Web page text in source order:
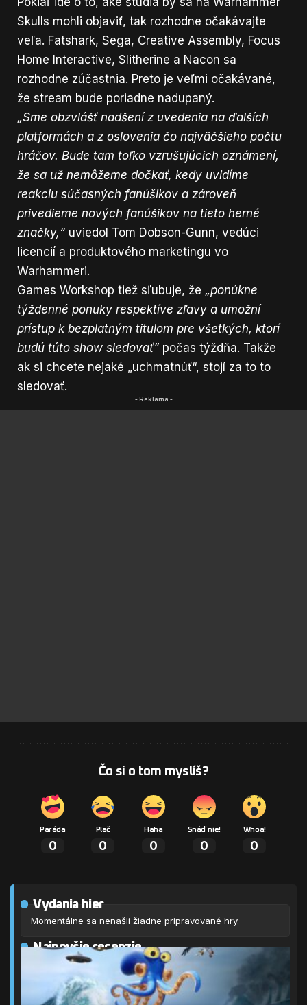
Skulls mohli objaviť, tak rozhodne očakávajte
veľa. Fatshark, Sega, Creative Assembly, Focus
Home Interactive, Slitherine a Nacon sa
rozhodne zúčastnia. Preto je veľmi očakávané,
že stream bude poriadne nadupaný.
„Sme obzvlášť nadšení z uvedenia na ďalších
platformách a z oslovenia čo najväčšieho počtu
hráčov. Bude tam toľko vzrušujúcich oznámení,
že sa už nemôžeme dočkať, kedy uvidíme
reakciu súčasných fanúšikov a zároveň
privedieme nových fanúšikov na tieto herné
značky,“ uviedol Tom Dobson-Gunn, vedúci
licencií a produktového marketingu vo
Warhammeri.
Games Workshop tiež sľubuje, že „ponúkne
týždenné ponuky respektíve zľavy a umožní
prístup k bezplatným titulom pre všetkých, ktorí
budú túto show sledovať“ počas týždňa. Takže
ak si chcete nejaké „uchmatnúť“, stojí za to to
sledovať.
- Reklama -
Čo si o tom myslíš?
Paráda
0
Plač
0
Haha
0
Snáď nie!
0
Whoa!
0
Vydania hier
Momentálne sa nenašli žiadne pripravované hry.
Najnovšie recenzie